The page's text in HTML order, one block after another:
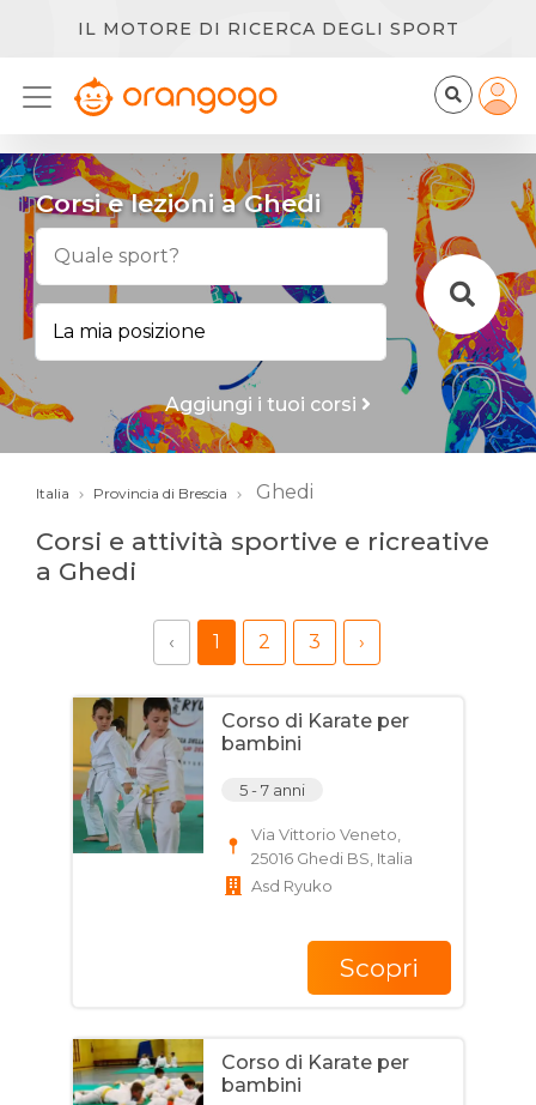
IL MOTORE DI RICERCA DEGLI SPORT
Corsi e lezioni a Ghedi
Aggiungi i tuoi corsi
Italia Provincia di Brescia Ghedi
Corsi e attività sportive e ricreative
a Ghedi
‹ 1 2 3 ›
Corso di Karate per
bambini
5 - 7 anni
Via Vittorio Veneto,
25016 Ghedi BS, Italia
Asd Ryuko
Scopri
Corso di Karate per
bambini